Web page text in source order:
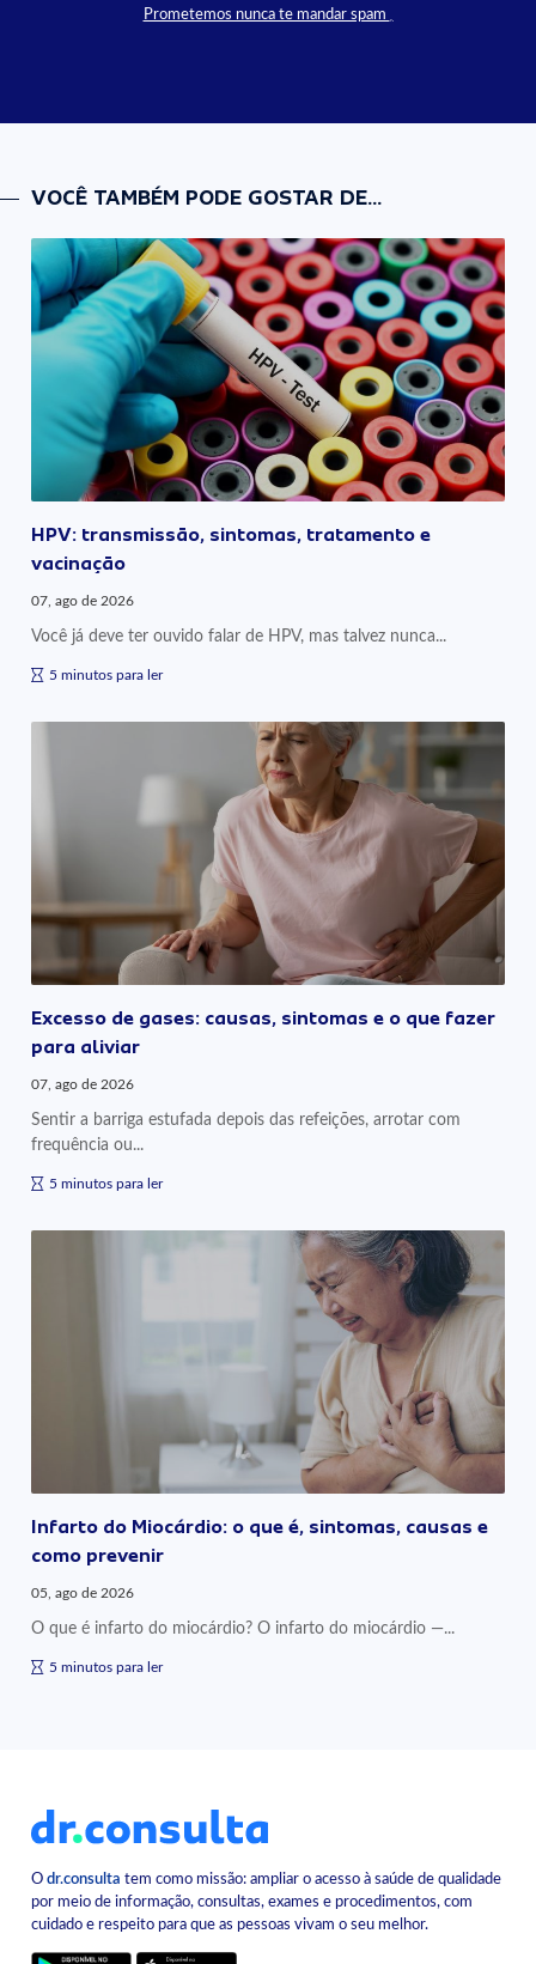
Prometemos nunca te mandar spam
VOCÊ TAMBÉM PODE GOSTAR DE...
HPV: transmissão, sintomas, tratamento e
vacinação
07, ago de 2026
Você já deve ter ouvido falar de HPV, mas talvez nunca...
5 minutos para ler
Excesso de gases: causas, sintomas e o que fazer
para aliviar
07, ago de 2026
Sentir a barriga estufada depois das refeições, arrotar com
frequência ou...
5 minutos para ler
Infarto do Miocárdio: o que é, sintomas, causas e
como prevenir
05, ago de 2026
O que é infarto do miocárdio? O infarto do miocárdio —...
5 minutos para ler
Odr.consulta tem como missão: ampliar o acesso à saúde de qualidade
por meio de informação, consultas, exames e procedimentos, com
cuidado e respeito para que as pessoas vivam o seu melhor.